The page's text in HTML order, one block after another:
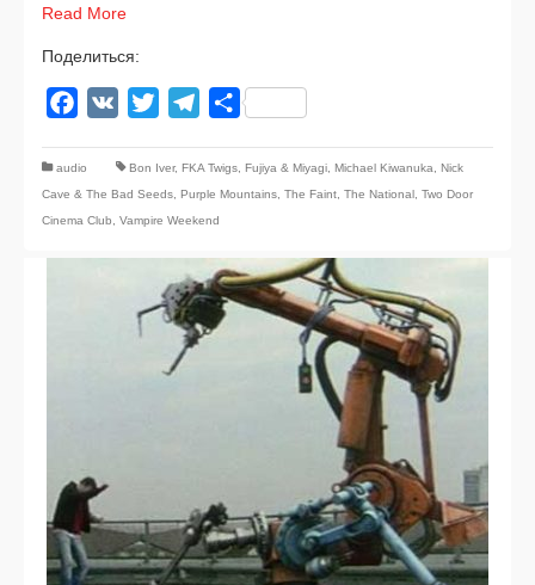
Read More
Поделиться:
Facebook
VK Twitter TelegramОтправить
audio Bon Iver, FKA Twigs Fujiya & Miyagi Michael Kiwanuka
Nick
Cave & The Bad Seeds Purple Mountains The Faint The National Two Door
Cinema Club
Vampire Weekend